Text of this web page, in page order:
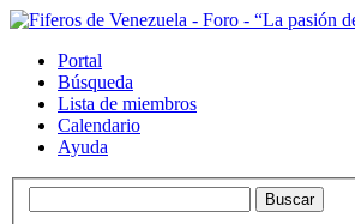
Portal
Búsqueda
Lista de miembros
Calendario
Ayuda